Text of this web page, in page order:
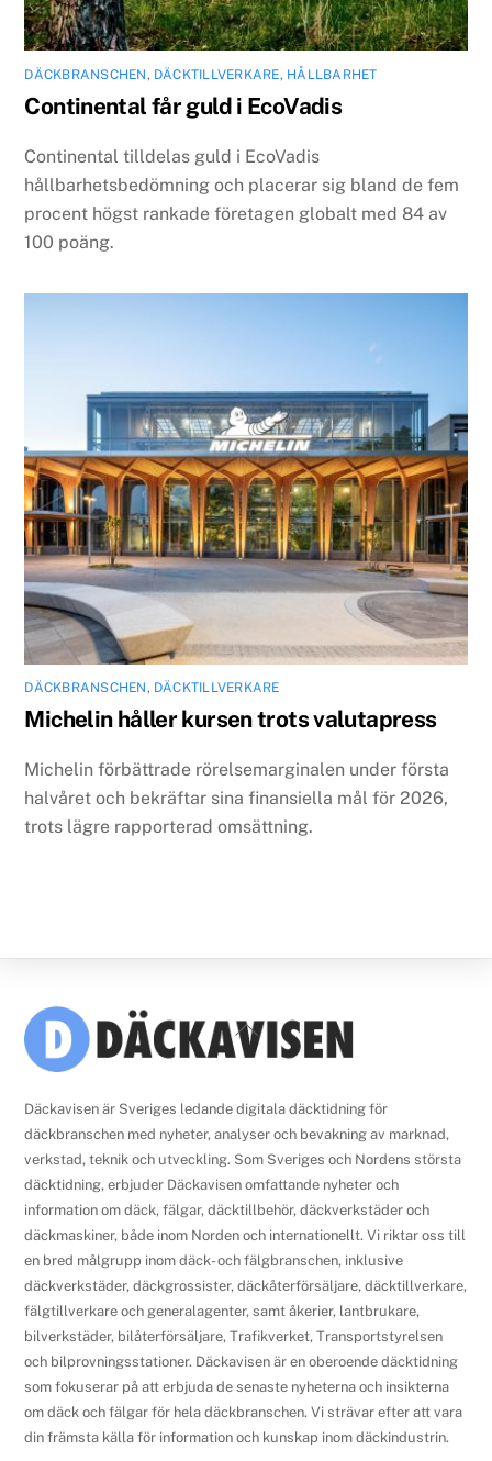
DÄCKBRANSCHEN, DÄCKTILLVERKARE, HÅLLBARHET
Continental får guld i EcoVadis
Continental tilldelas guld i EcoVadis
hållbarhetsbedömning och placerar sig bland de fem
procent högst rankade företagen globalt med 84 av
100 poäng.
DÄCKBRANSCHEN, DÄCKTILLVERKARE
Michelin håller kursen trots valutapress
Michelin förbättrade rörelsemarginalen under första
halvåret och bekräftar sina finansiella mål för 2026,
trots lägre rapporterad omsättning.
Back
To
Däckavisen är Sveriges ledande digitala däcktidning för
däckbranschen med nyheter, analyser och bevakning av marknad,
verkstad, teknik och utveckling. Som Sveriges och Nordens största
däcktidning, erbjuder Däckavisen omfattande nyheter och
information om däck, fälgar, däcktillbehör, däckverkstäder och
däckmaskiner, både inom Norden och internationellt. Vi riktar oss till
en bred målgrupp inom däck- och fälgbranschen, inklusive
däckverkstäder, däckgrossister, däckåterförsäljare, däcktillverkare,
fälgtillverkare och generalagenter, samt åkerier, lantbrukare,
bilverkstäder, bilåterförsäljare, Trafikverket, Transportstyrelsen
och bilprovningsstationer. Däckavisen är en oberoende däcktidning
som fokuserar på att erbjuda de senaste nyheterna och insikterna
om däck och fälgar för hela däckbranschen. Vi strävar efter att vara
din främsta källa för information och kunskap inom däckindustrin.